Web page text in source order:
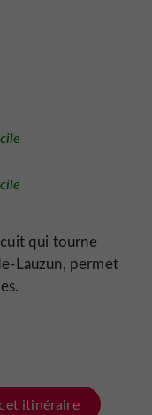
qui tourne
Lauzun, permet
itinéraire